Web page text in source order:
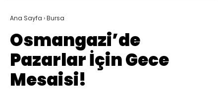
Ana Sayfa ›Bursa
Osmangazi’de
Pazarlar İçin Gece
Mesaisi!